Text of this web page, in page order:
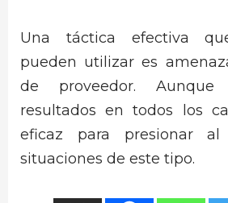
Una táctica efectiva
pueden utilizar es
de proveedor.
resultados en todos los
eficaz para presionar al
situaciones de este tipo.